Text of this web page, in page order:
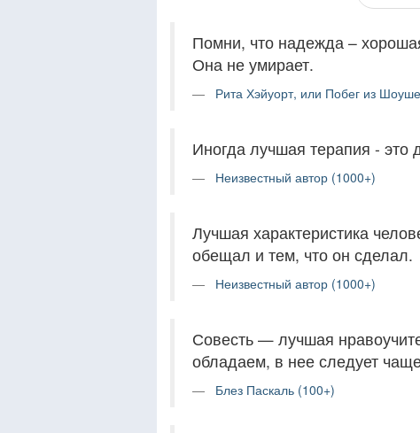
Помни, что надежда –
Она не умирает.
Рита Хэйуорт, или Побег из
Иногда лучшая терапия - это
Неизвестный автор (1000+)
Лучшая характеристика
обещал и тем, что он сделал.
Неизвестный автор (1000+)
Совесть — лучшая
обладаем, в нее следует
Блез Паскаль (100+)